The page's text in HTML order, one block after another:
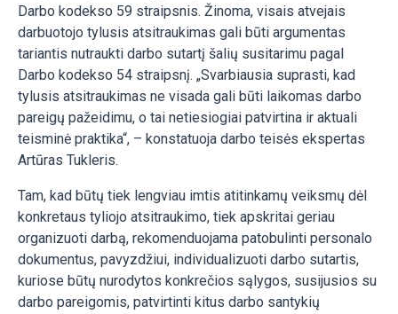
Darbo kodekso 59 straipsnis. Žinoma, visais atvejais
darbuotojo tylusis atsitraukimas gali būti argumentas
tariantis nutraukti darbo sutartį šalių susitarimu pagal
Darbo kodekso 54 straipsnį. „Svarbiausia suprasti, kad
tylusis atsitraukimas ne visada gali būti laikomas darbo
pareigų pažeidimu, o tai netiesiogiai patvirtina ir aktuali
teisminė praktika“, – konstatuoja darbo teisės ekspertas
Artūras Tukleris.
Tam, kad būtų tiek lengviau imtis atitinkamų veiksmų dėl
konkretaus tyliojo atsitraukimo, tiek apskritai geriau
organizuoti darbą, rekomenduojama patobulinti personalo
dokumentus, pavyzdžiui, individualizuoti darbo sutartis,
kuriose būtų nurodytos konkrečios sąlygos, susijusios su
darbo pareigomis, patvirtinti kitus darbo santykių